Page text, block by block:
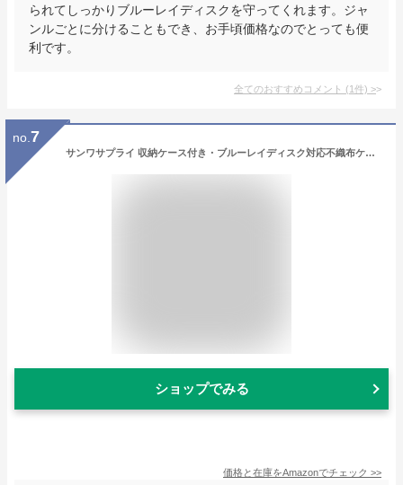
られてしっかりブルーレイディスクを守ってくれます。ジャ
ンルごとに分けることもでき、お手頃価格なのでとっても便
利です。
全てのおすすめコメント (1件) >
no. 7
サンワサプライ 収納ケース付き・ブルーレイディスク対応不織布ケース(25枚入り・クリア) FCD-FBDBX25CL
ショップでみる
価格と在庫をAmazonでチェック >>